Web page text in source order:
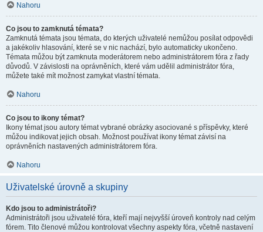
Nahoru
Co jsou to zamknutá témata?
Zamknutá témata jsou témata, do kterých uživatelé nemůžou posílat odpovědi
a jakékoliv hlasování, které se v nic nachází, bylo automaticky ukončeno.
Témata můžou být zamknuta moderátorem nebo administrátorem fóra z řady
důvodů. V závislosti na oprávněních, které vám udělil administrátor fóra,
můžete také mít možnost zamykat vlastní témata.
Nahoru
Co jsou to ikony témat?
Ikony témat jsou autory témat vybrané obrázky asociované s příspěvky, které
můžou indikovat jejich obsah. Možnost používat ikony témat závisí na
oprávněních nastavených administrátorem fóra.
Nahoru
Uživatelské úrovně a skupiny
Kdo jsou to administrátoři?
Administrátoři jsou uživatelé fóra, kteří mají nejvyšší úroveň kontroly nad celým
fórem. Tito členové můžou kontrolovat všechny aspekty fóra, včetně nastavení